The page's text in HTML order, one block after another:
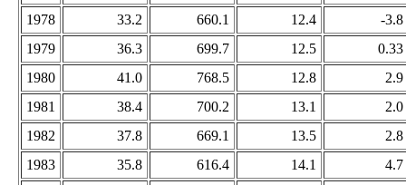
1978
33.2 660.1 12.4
-3.8
1979
36.3 699.7 12.5
0.33
1980
41.0 768.5 12.8
2.9
1981
38.4 700.2 13.1
2.0
1982
37.8 669.1 13.5
2.8
1983
35.8 616.4 14.1
4.7